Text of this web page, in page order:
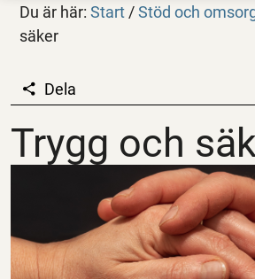
Du är här:Start / Stöd och
säker
Trygg och
Dela
Trygg och